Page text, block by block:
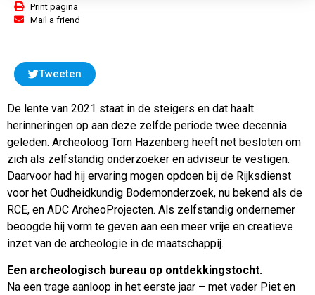
Print pagina
Mail a friend
Tweeten
De lente van 2021 staat in de steigers en dat haalt
herinneringen op aan deze zelfde periode twee decennia
geleden. Archeoloog Tom Hazenberg heeft net besloten om
zich als zelfstandig onderzoeker en adviseur te vestigen.
Daarvoor had hij ervaring mogen opdoen bij de Rijksdienst
voor het Oudheidkundig Bodemonderzoek, nu bekend als de
RCE, en ADC ArcheoProjecten. Als zelfstandig ondernemer
beoogde hij vorm te geven aan een meer vrije en creatieve
inzet van de archeologie in de maatschappij.
Een archeologisch bureau op ontdekkingstocht.
Na een trage aanloop in het eerste jaar – met vader Piet en